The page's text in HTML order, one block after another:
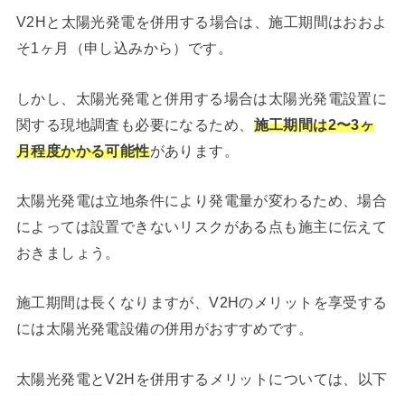
V2Hと太陽光発電を併用する場合は、施工期間はおおよ
そ1ヶ月（申し込みから）です。
しかし、太陽光発電と併用する場合は太陽光発電設置に
関する現地調査も必要になるため、 施工期間は2〜3ヶ
月程度かかる可能性があります。
太陽光発電は立地条件により発電量が変わるため、場合
によっては設置できないリスクがある点も施主に伝えて
おきましょう。
施工期間は長くなりますが、V2Hのメリットを享受する
には太陽光発電設備の併用がおすすめです。
太陽光発電とV2Hを併用するメリットについては、以下